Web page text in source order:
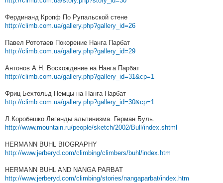
Фердинанд Кропф По Рупальской стене
http://climb.com.ua/gallery.php?gallery_id=26
Павел Рототаев Покорение Нанга Парбат
http://climb.com.ua/gallery.php?gallery_id=29
Антонов А.Н. Восхождение на Нанга Парбат
http://climb.com.ua/gallery.php?gallery_id=31&cp=1
Фриц Бехтольд Немцы на Нанга Парбат
http://climb.com.ua/gallery.php?gallery_id=30&cp=1
Л.Коробешко Легенды альпинизма. Герман Буль.
http://www.mountain.ru/people/sketch/2002/Bull/index.shtml
HERMANN BUHL BIOGRAPHY
http://www.jerberyd.com/climbing/climbers/buhl/index.htm
HERMANN BUHL AND NANGA PARBAT
http://www.jerberyd.com/climbing/stories/nangaparbat/index.htm